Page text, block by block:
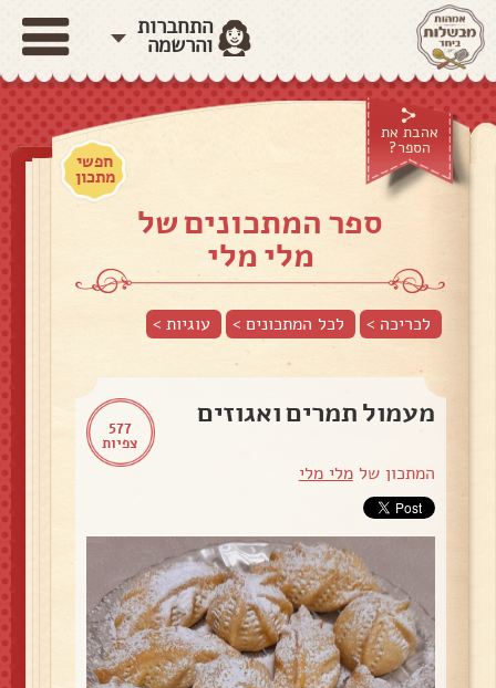
התחברות
והרשמה
אהבת את
הספר?
חפשי
מתכון
ספר המתכונים של
מלי מלי
לכריכה > לכל המתכונים > עוגיות>
577
צפיות
מעמול תמרים ואגוזים
המתכון שלמלי מלי